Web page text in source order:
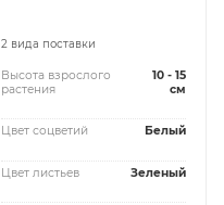
2 вида поставки
Высота взрослого
растения
10 - 15
см
Цвет соцветий Белый
Цвет листьев Зеленый